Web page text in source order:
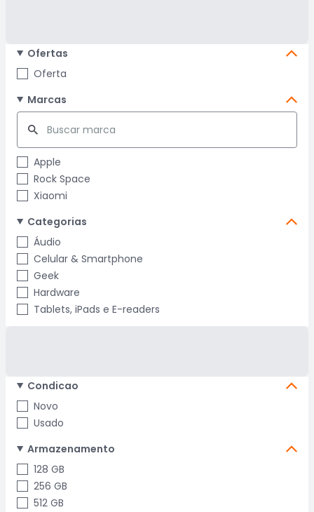
Ofertas
Oferta
Marcas
Apple
Rock Space
Xiaomi
Categorias
Áudio
Celular & Smartphone
Geek
Hardware
Tablets, iPads e E-readers
Condicao
Novo
Usado
Armazenamento
128 GB
256 GB
512 GB